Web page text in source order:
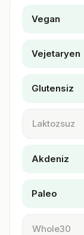
Vegan
Vejetaryen
Glutensiz
Laktozsuz
Akdeniz
Paleo
Whole30